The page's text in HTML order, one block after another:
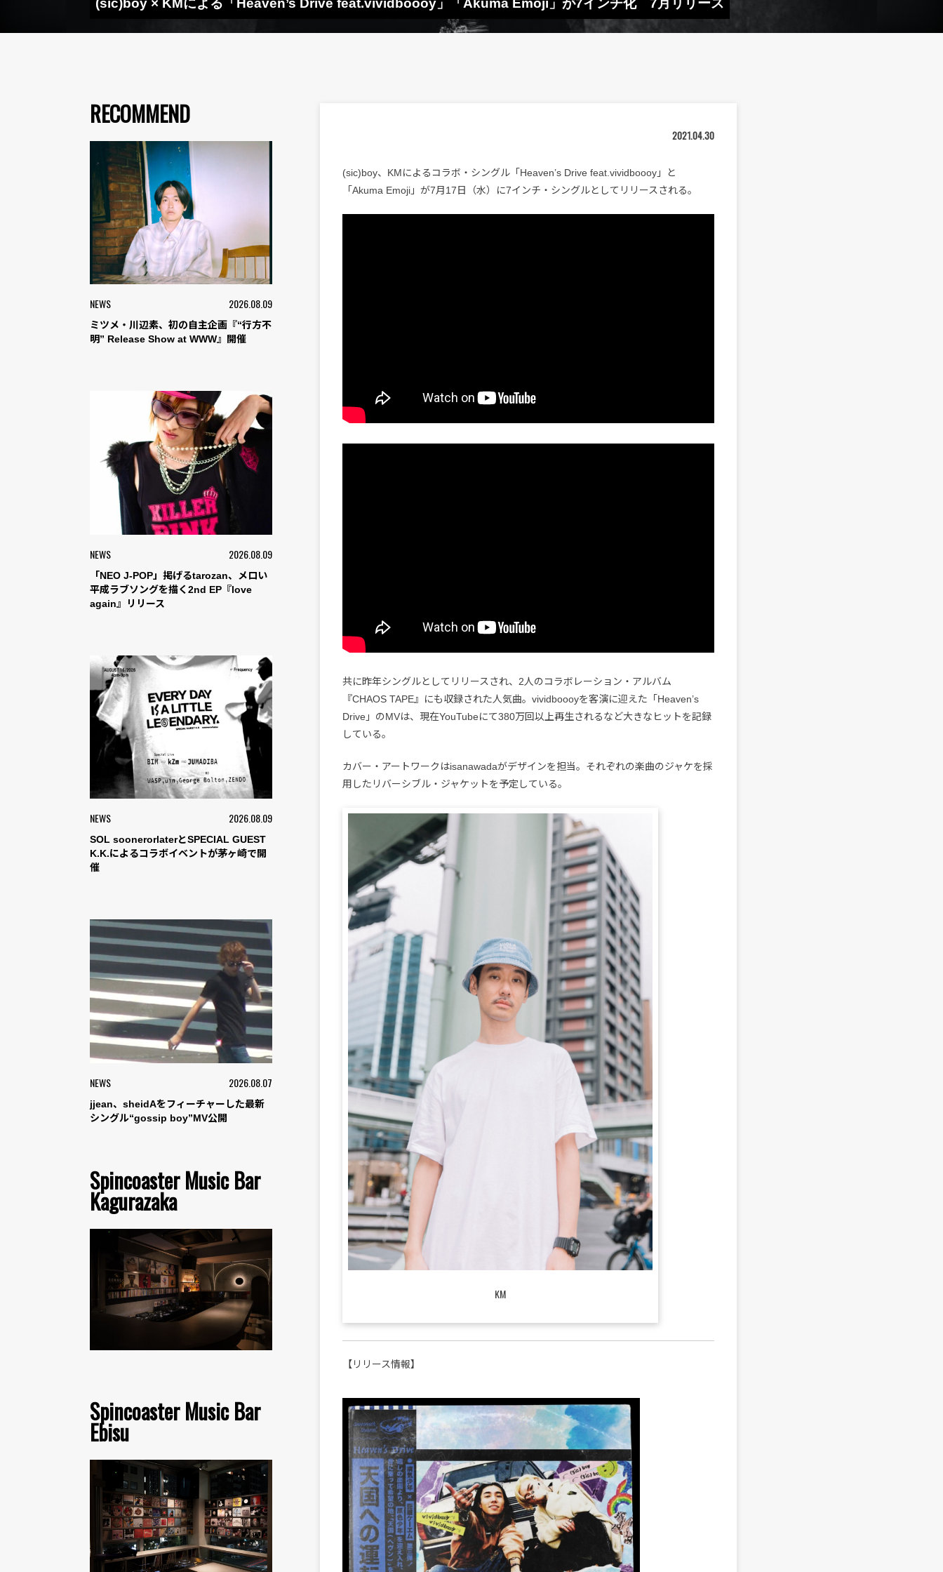
(sic)boy × KMによる「Heaven’s Drive feat.vividboooy」「Akuma Emoji」が7インチ化 7月リリース
RECOMMEND
NEWS 2026.08.09
ミツメ・川辺素、初の自主企画『“行方不
明” Release Show at WWW』開催
NEWS 2026.08.09
「NEO J-POP」掲げるtarozan、メロい
平成ラブソングを描く2nd EP『love
again』リリース
NEWS 2026.08.09
SOL soonerorlaterとSPECIAL GUEST
K.K.によるコラボイベントが茅ヶ崎で開
催
NEWS 2026.08.07
jjean、sheidAをフィーチャーした最新
シングル“gossip boy”MV公開
Spincoaster Music Bar
Kagurazaka
Spincoaster Music Bar
Ebisu
2021.04.30
(sic)boy、KMによるコラボ・シングル「Heaven’s Drive feat.vividboooy」と
「Akuma Emoji」が7月17日（水）に7インチ・シングルとしてリリースされる。
共に昨年シングルとしてリリースされ、2人のコラボレーション・アルバム
『CHAOS TAPE』にも収録された人気曲。vividboooyを客演に迎えた「Heaven’s
Drive」のMVは、現在YouTubeにて380万回以上再生されるなど大きなヒットを記録
している。
カバー・アートワークはisanawadaがデザインを担当。それぞれの楽曲のジャケを採
用したリバーシブル・ジャケットを予定している。
KM
【リリース情報】